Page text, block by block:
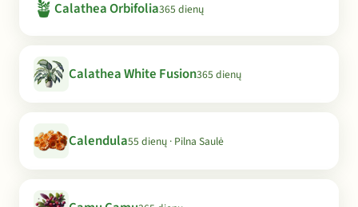
🪴 Calathea Orbifolia365 dienų
Calathea White Fusion365 dienų
Calendula55 dienų · Pilna Saulė